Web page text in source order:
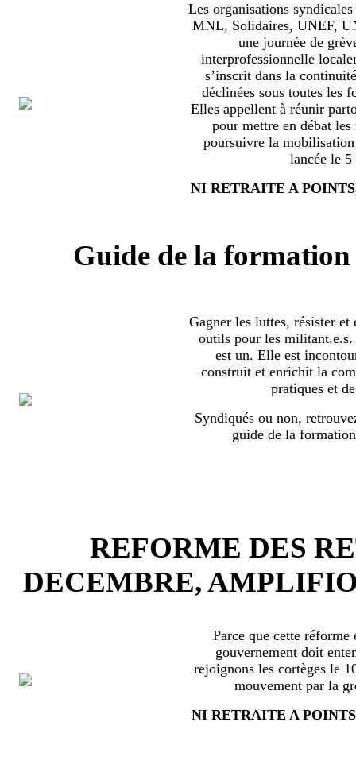
Les organisations
MNL, Solidaires, UNEF,
une journée de
interprofessionnelle
s’inscrit dans la
déclinées sous toutes les
Elles appellent à réunir
pour mettre en débat
poursuivre la
lancée le 5
NI RETRAITE A
Guide de la
Gagner les luttes, résister et
outils pour les
est un. Elle est
construit et enrichit la
pratiques et
Syndiqués ou non,
guide de la
REFORME DES
DECEMBRE,
Parce que cette
gouvernement doit
rejoignons les cortèges le
mouvement par la
NI RETRAITE A